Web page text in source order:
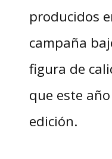
producidos
campaña
figura de
que este
edición.